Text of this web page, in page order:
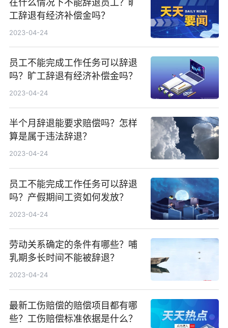
工辞退有经济补偿金吗？
2023-04-24
员工不能完成工作任务可以辞退
吗？旷工辞退有经济补偿金吗？
2023-04-24
半个月辞退能要求赔偿吗？怎样
算是属于违法辞退？
2023-04-24
员工不能完成工作任务可以辞退
吗？产假期间工资如何发放？
2023-04-24
劳动关系确定的条件有哪些？哺
乳期多长时间不能被辞退？
2023-04-24
最新工伤赔偿的赔偿项目都有哪
些？工伤赔偿标准依据是什么？